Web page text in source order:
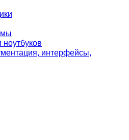
интерфейсы,